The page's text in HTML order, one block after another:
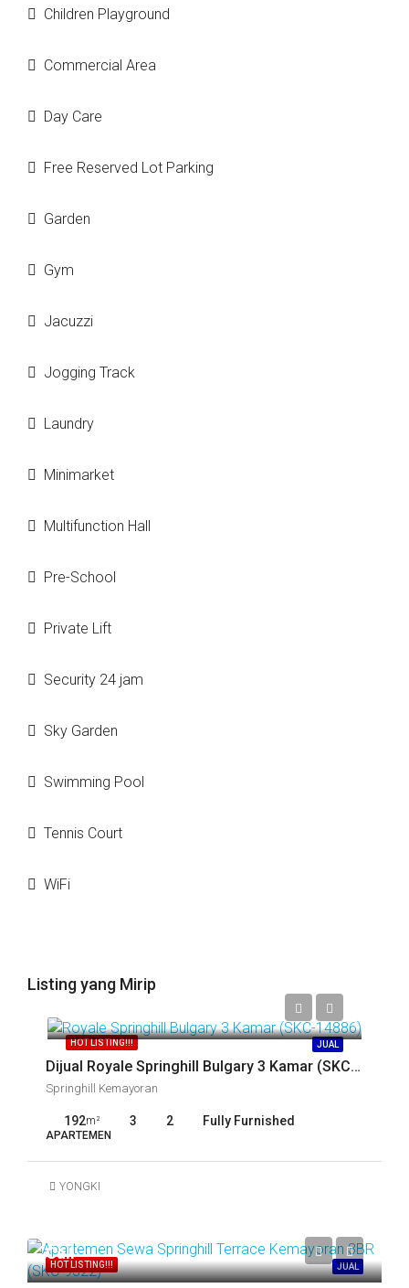
Children Playground
Commercial Area
Day Care
Free Reserved Lot Parking
Garden
Gym
Jacuzzi
Jogging Track
Laundry
Minimarket
Multifunction Hall
Pre-School
Private Lift
Security 24 jam
Sky Garden
Swimming Pool
Tennis Court
WiFi
Listing yang Mirip
HOT LISTING!!! JUAL
Dijual Royale Springhill Bulgary 3 Kamar (SKC-14922)
Springhill Kemayoran
192m² 3 2 Fully Furnished
APARTEMEN
YONGKI
HOT LISTING!!! JUAL
Call